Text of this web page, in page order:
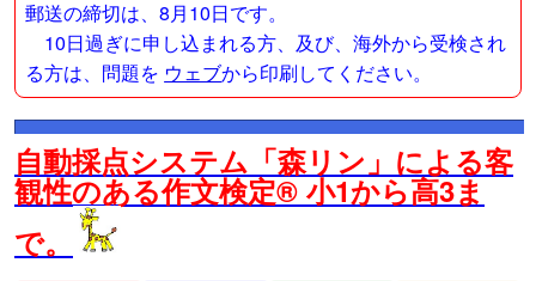
郵送の締切は、8月10日です。
10日過ぎに申し込まれる方、及び、海外から受検され
る方は、問題を ウェブから印刷してください。
自動採点システム「森リン」による客
観性のある作文検定® 小1から高3ま
で。